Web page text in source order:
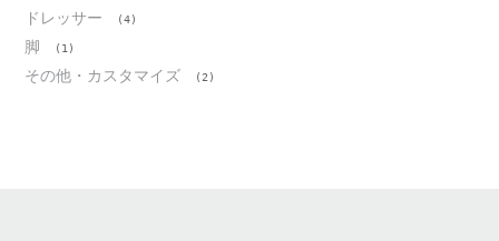
ドレッサー (4)
脚 (1)
その他・カスタマイズ (2)